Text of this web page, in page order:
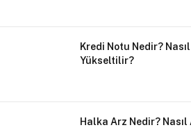
Kredi Notu Nedir? Nasıl
Yükseltilir?
Halka Arz Nedir? Nasıl